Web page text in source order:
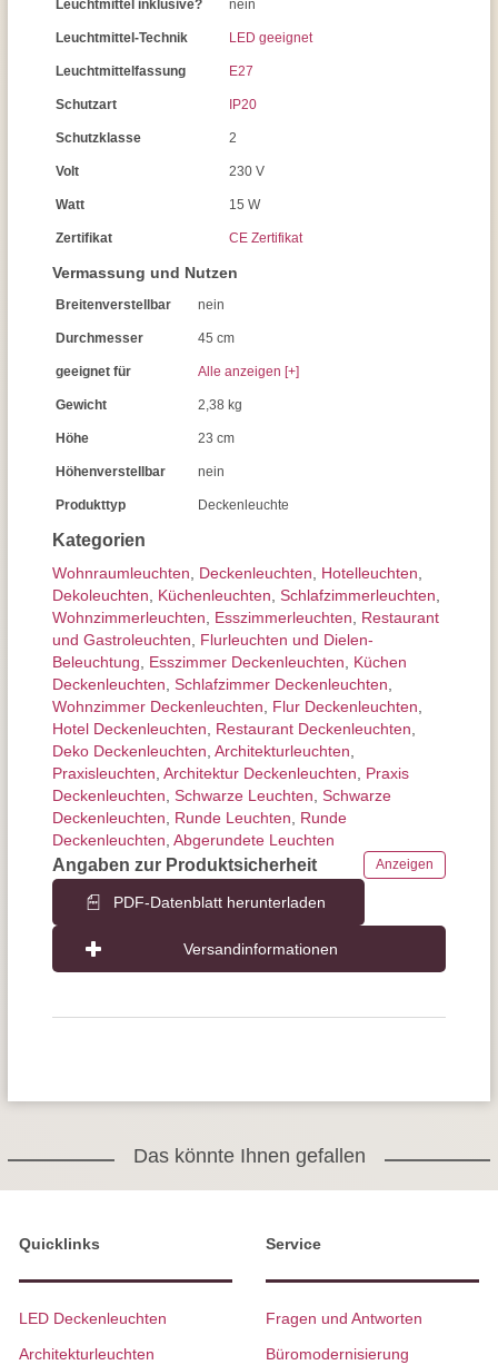
Kategorien
Wohnraum­leuchten Decken­leuchten Hotelleuchten
Dekoleuchten
Küchenleuchten Schlafzimmer­leuchten
Wohnzimmer­leuchten
Esszimmer­­leuchten
Restaurant
und Gastroleuchten
Flurleuchten und Dielen-
Beleuchtung
Esszimmer Deckenleuchten
Küchen
Deckenleuchten Schlafzimmer Deckenleuchten
Wohnzimmer Deckenleuchten
Flur Deckenleuchten
Hotel Deckenleuchten
Restaurant Deckenleuchten
Deko Deckenleuchten Architektur­leuchten
Praxisleuchten Architektur Deckenleuchten
Praxis
Deckenleuchten Schwarze Leuchten Schwarze
Deckenleuchten
Runde Leuchten
Runde
Deckenleuchten Abgerundete Leuchten
Angaben zur Produktsicherheit Anzeigen
PDF-Datenblatt herunterladen
Versandinformationen
Leuchtmittel inklusive? nein
Leuchtmittel-Technik LED geeignet
Leuchtmittelfassung E27
Schutzart IP20
Schutzklasse 2
Volt 230 V
Watt 15 W
Zertifikat CE Zertifikat
Vermassung und Nutzen
Breitenverstellbar nein
Durchmesser 45 cm
geeignet für Alle anzeigen [+]
Gewicht 2,38 kg
Höhe 23 cm
Höhenverstellbar nein
Produkttyp Deckenleuchte
Das könnte Ihnen gefallen
Quicklinks
LED Deckenleuchten
Architekturleuchten
Service
Fragen und Antworten
Büromodernisierung